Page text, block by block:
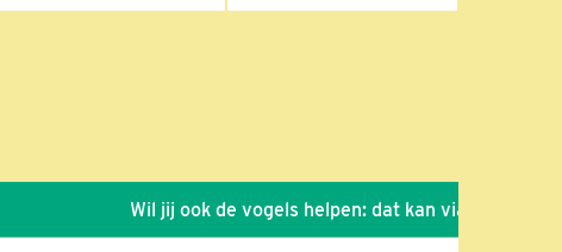
Wil jij ook de vogels helpen: dat kan via de link!